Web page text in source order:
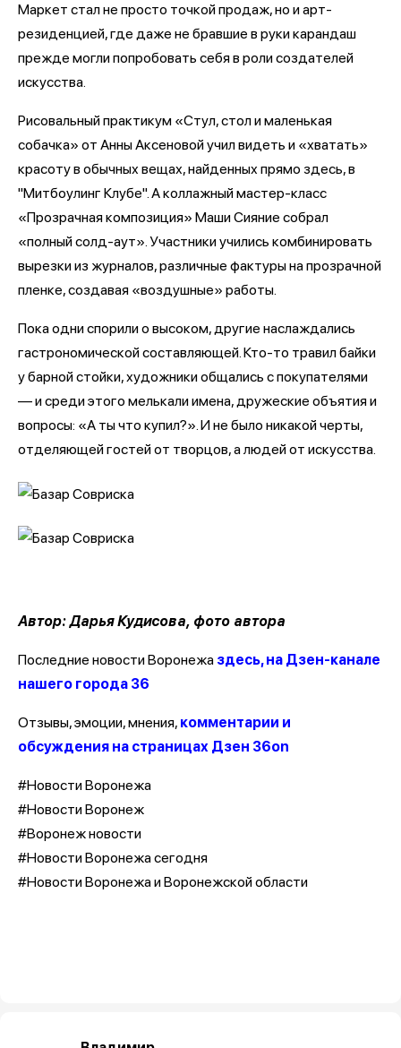
Маркет стал не просто точкой продаж, но и арт-
резиденцией, где даже не бравшие в руки карандаш
прежде могли попробовать себя в роли создателей
искусства.
Рисовальный практикум «Стул, стол и маленькая
собачка» от Анны Аксеновой учил видеть и «хватать»
красоту в обычных вещах, найденных прямо здесь, в
"Митбоулинг Клубе". А коллажный мастер-класс
«Прозрачная композиция» Маши Сияние собрал
«полный солд-аут». Участники учились комбинировать
вырезки из журналов, различные фактуры на прозрачной
пленке, создавая «воздушные» работы.
Пока одни спорили о высоком, другие наслаждались
гастрономической составляющей. Кто-то травил байки
у барной стойки, художники общались с покупателями
— и среди этого мелькали имена, дружеские объятия и
вопросы: «А ты что купил?». И не было никакой черты,
отделяющей гостей от творцов, а людей от искусства.
Автор: Дарья Кудисова, фото автора
Последние новости Воронежа здесь, на Дзен-канале
нашего города 36
Отзывы, эмоции, мнения, комментарии и
обсуждения на страницах Дзен 36on
#Новости Воронежа
#Новости Воронеж
#Воронеж новости
#Новости Воронежа сегодня
#Новости Воронежа и Воронежской области